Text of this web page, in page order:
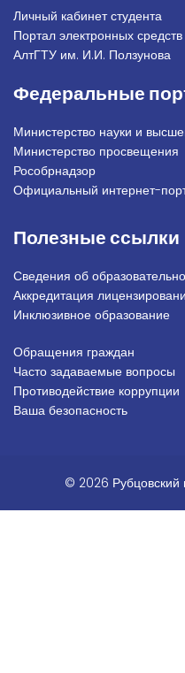
Личный кабинет студента
Портал электронных
АлтГТУ им. И.И. Ползунова
Федеральные
Министерство науки и
Министерство просвещения
Рособрнадзор
Официальный интернет-
Полезные ссылки
Сведения об
Аккредитация
Инклюзивное образование
Подвал_право
Обращения граждан
Часто задаваемые вопросы
Противодействие коррупции
Ваша безопасность
© 2026 Рубцовский